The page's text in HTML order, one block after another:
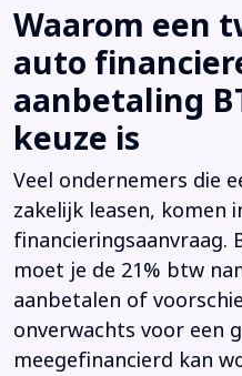
Waarom een
auto
aanbetaling
keuze is
Veel ondernemers die
zakelijk leasen, komen
financieringsaanvraag.
moet je de 21% btw
aanbetalen of
onverwachts voor een
meegefinancierd kan